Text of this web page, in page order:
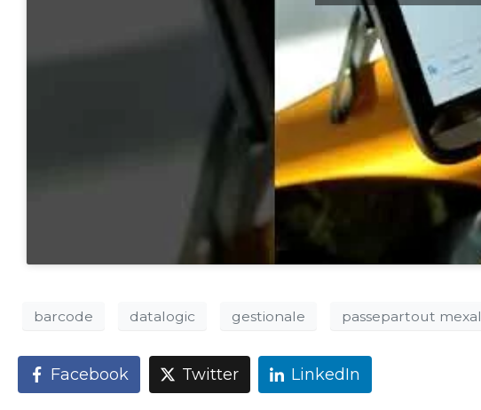
barcode datalogic gestionale passepartout mexal
Facebook Twitter LinkedIn